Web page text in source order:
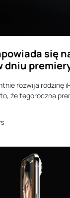
się
dniu
rozwija rodzinę
że tegoroczna